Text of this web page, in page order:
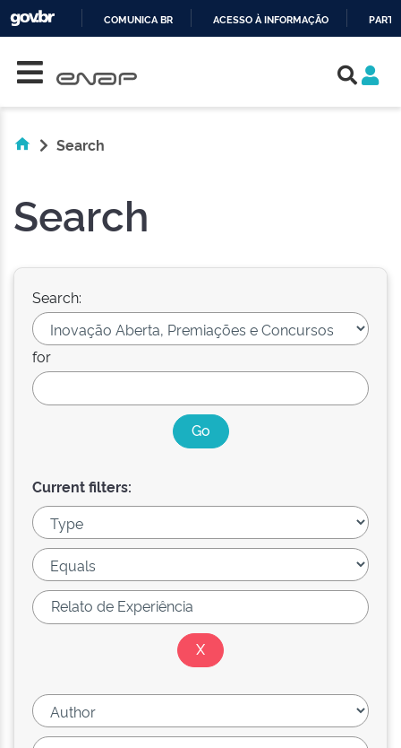
COMUNICA BR ACESSO À INFORMAÇÃO
Search
Search
Search:
for
Current filters: